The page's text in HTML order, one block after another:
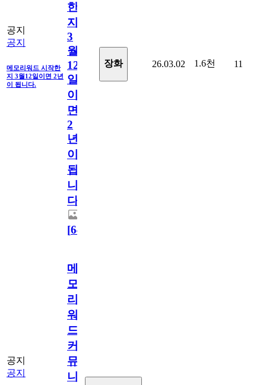
공지
공지
메모리워드 시작한
지 3월12일이면 2년
이 됩니다.
한
지
3
월
12
일
이
면
2
년
이
됩
니
다.
[64
장화 26.03.02 1.6천 11
공지
공지
메
모
리
워
드
커
뮤
니